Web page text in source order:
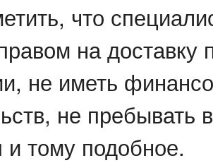
что
на доставку
не иметь
не пребывать
и тому подобное.